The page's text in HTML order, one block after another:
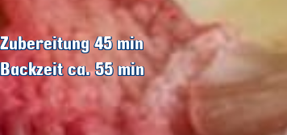
Zubereitung 45min
Backzeit ca. 55min